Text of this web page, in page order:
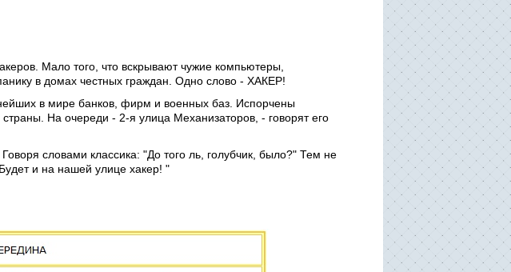
Мало того, что вскрывают чужие компьютеры,
в домах честных граждан. Одно слово - ХАКЕР!
в мире банков, фирм и военных баз. Испорчены
На очереди - 2-я улица Механизаторов, - говорят его
словами классика: "До того ль, голубчик, было?" Тем не
и на нашей улице хакер! "